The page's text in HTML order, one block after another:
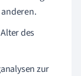
des
zur